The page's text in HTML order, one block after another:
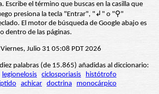
Escribe el término que buscas en la casilla que
presiona la tecla "Entrar", "↲" o "⚲"
El motor de búsqueda de Google abajo es
dentro de las páginas.
Julio 31 05:08 PDT 2026
palabras (de 15.865) añadidas al diccionario:
legionelosis ciclosporiasis
histótrofo
achicar doctrina monocárpico